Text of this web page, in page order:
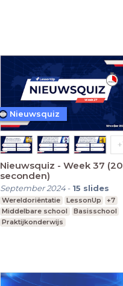
Nieuwsquiz - Week 37 (20
seconden)
September 2024- 15 slides
Wereldoriëntatie LessonUp
+7
Middelbare school
Basisschool
Praktijkonderwijs
Nieuwsquiz